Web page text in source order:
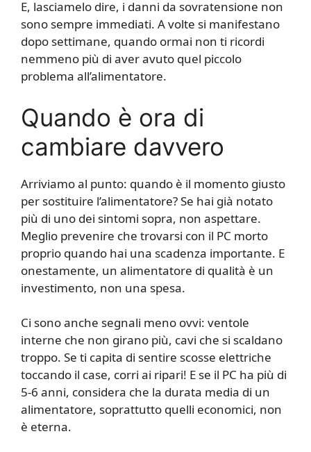
E, lasciamelo dire, i danni da sovratensione non
sono sempre immediati. A volte si manifestano
dopo settimane, quando ormai non ti ricordi
nemmeno più di aver avuto quel piccolo
problema all’alimentatore.
Quando è ora di
cambiare davvero
Arriviamo al punto: quando è il momento giusto
per sostituire l’alimentatore? Se hai già notato
più di uno dei sintomi sopra, non aspettare.
Meglio prevenire che trovarsi con il PC morto
proprio quando hai una scadenza importante. E
onestamente, un alimentatore di qualità è un
investimento, non una spesa.
Ci sono anche segnali meno ovvi: ventole
interne che non girano più, cavi che si scaldano
troppo. Se ti capita di sentire scosse elettriche
toccando il case, corri ai ripari! E se il PC ha più di
5-6 anni, considera che la durata media di un
alimentatore, soprattutto quelli economici, non
è eterna.